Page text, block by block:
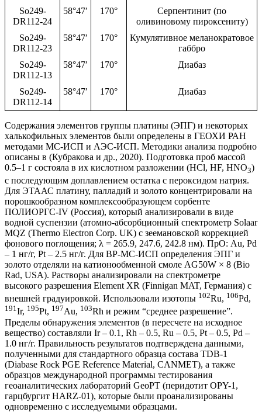
So249-
DR112-24
58°47′ 170°
Серпентинит (по
оливиновому пироксениту)
So249-
DR112-23
58°47′ 170°
Кумулятивное меланократовое
габбро
So249-
DR112-13
58°47′ 170° Диабаз
So249-
DR112-14
58°47′ 170° Диабаз
Содержания элементов группы платины (ЭПГ) и некоторых
халькофильных элементов были определены в ГЕОХИ РАН
методами МС-ИСП и АЭС-ИСП. Методики анализа подробно
описаны в (Кубракова и др., 2020). Подготовка проб массой
0.5–1 г состояла в их кислотном разложении (HCl, HF, HNO3)
с последующим доплавлением остатка с пероксидом натрия.
Для ЭТААС платину, палладий и золото концентрировали на
порошкообразном комплексообразующем сорбенте
ПОЛИОРГС-IV (Россия), который анализировали в виде
водной суспензии (атомно-абсорбционный спектрометр Solaar
MQZ (Thermo Electron Corp. UK) с зеемановской коррекцией
фонового поглощения; λ = 265.9, 247.6, 242.8 нм). ПрО: Au, Pd
– 1 нг/г, Pt – 2.5 нг/г. Для ВР-МС-ИСП определения ЭПГ и
золото отделяли на катионообменной смоле AG50W × 8 (Bio
Rad, USA). Растворы анализировали на спектрометре
высокого разрешения Element XR (Finnigan MAT, Германия) с
внешней градуировкой. Использовали изотопы 102Ru, 106Pd,
191Ir, 195Pt, 197Au, 103Rh и режим “среднее разрешение”.
Пределы обнаружения элементов (в пересчете на исходное
вещество) составляли Ir – 0.1, Rh – 0.5, Ru – 0.5, Pt – 0.5, Pd –
1.0 нг/г. Правильность результатов подтверждена данными,
полученными для стандартного образца состава TDB-1
(Diabase Rock PGE Reference Material, CANMET), а также
образцов международной программы тестирования
геоаналитических лабораторий GeoPT (перидотит OPY-1,
гарцбургит HARZ-01), которые были проанализированы
одновременно с исследуемыми образцами.